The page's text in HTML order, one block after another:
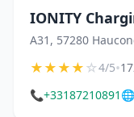
IONITY
A31, 57280
★★★★☆4/5•
📞+33187210891 🌐